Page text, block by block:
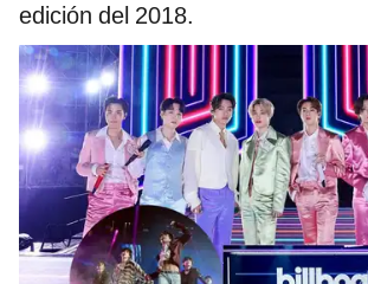
edición del 2018.